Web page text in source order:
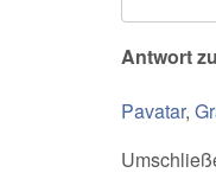
Antwort zu
Pavatar,